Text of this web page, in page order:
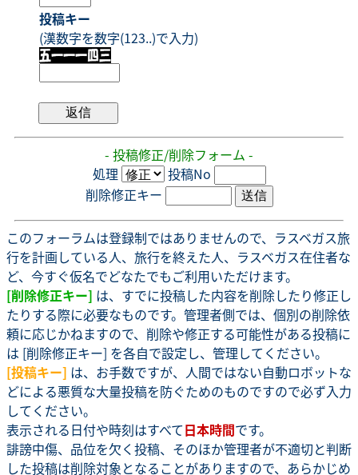
投稿キー
(漢数字を数字(123..)で入力)
- 投稿修正/削除フォーム -
処理
投稿No
削除修正キー
このフォーラムは登録制ではありませんので、ラスベガス旅
行を計画している人、旅行を終えた人、ラスベガス在住者な
ど、今すぐ仮名でどなたでもご利用いただけます。
[削除修正キー] は、すでに投稿した内容を削除したり修正し
たりする際に必要なものです。管理者側では、個別の削除依
頼に応じかねますので、削除や修正する可能性がある投稿に
は [削除修正キー] を各自で設定し、管理してください。
[投稿キー] は、お手数ですが、人間ではない自動ロボットな
どによる悪質な大量投稿を防ぐためのものですので必ず入力
してください。
表示される日付や時刻はすべて日本時間です。
誹謗中傷、品位を欠く投稿、そのほか管理者が不適切と判断
した投稿は削除対象となることがありますので、あらかじめ